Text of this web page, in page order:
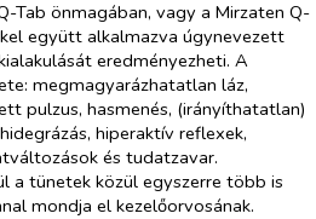
Tab önmagában, vagy a Mirzaten Q-
együtt alkalmazva úgynevezett
eredményezheti. A
megmagyarázhatatlan láz,
pulzus, hasmenés, (irányíthatatlan)
hiperaktív reflexek,
és tudatzavar.
a tünetek közül egyszerre több is
mondja el kezelőorvosának.